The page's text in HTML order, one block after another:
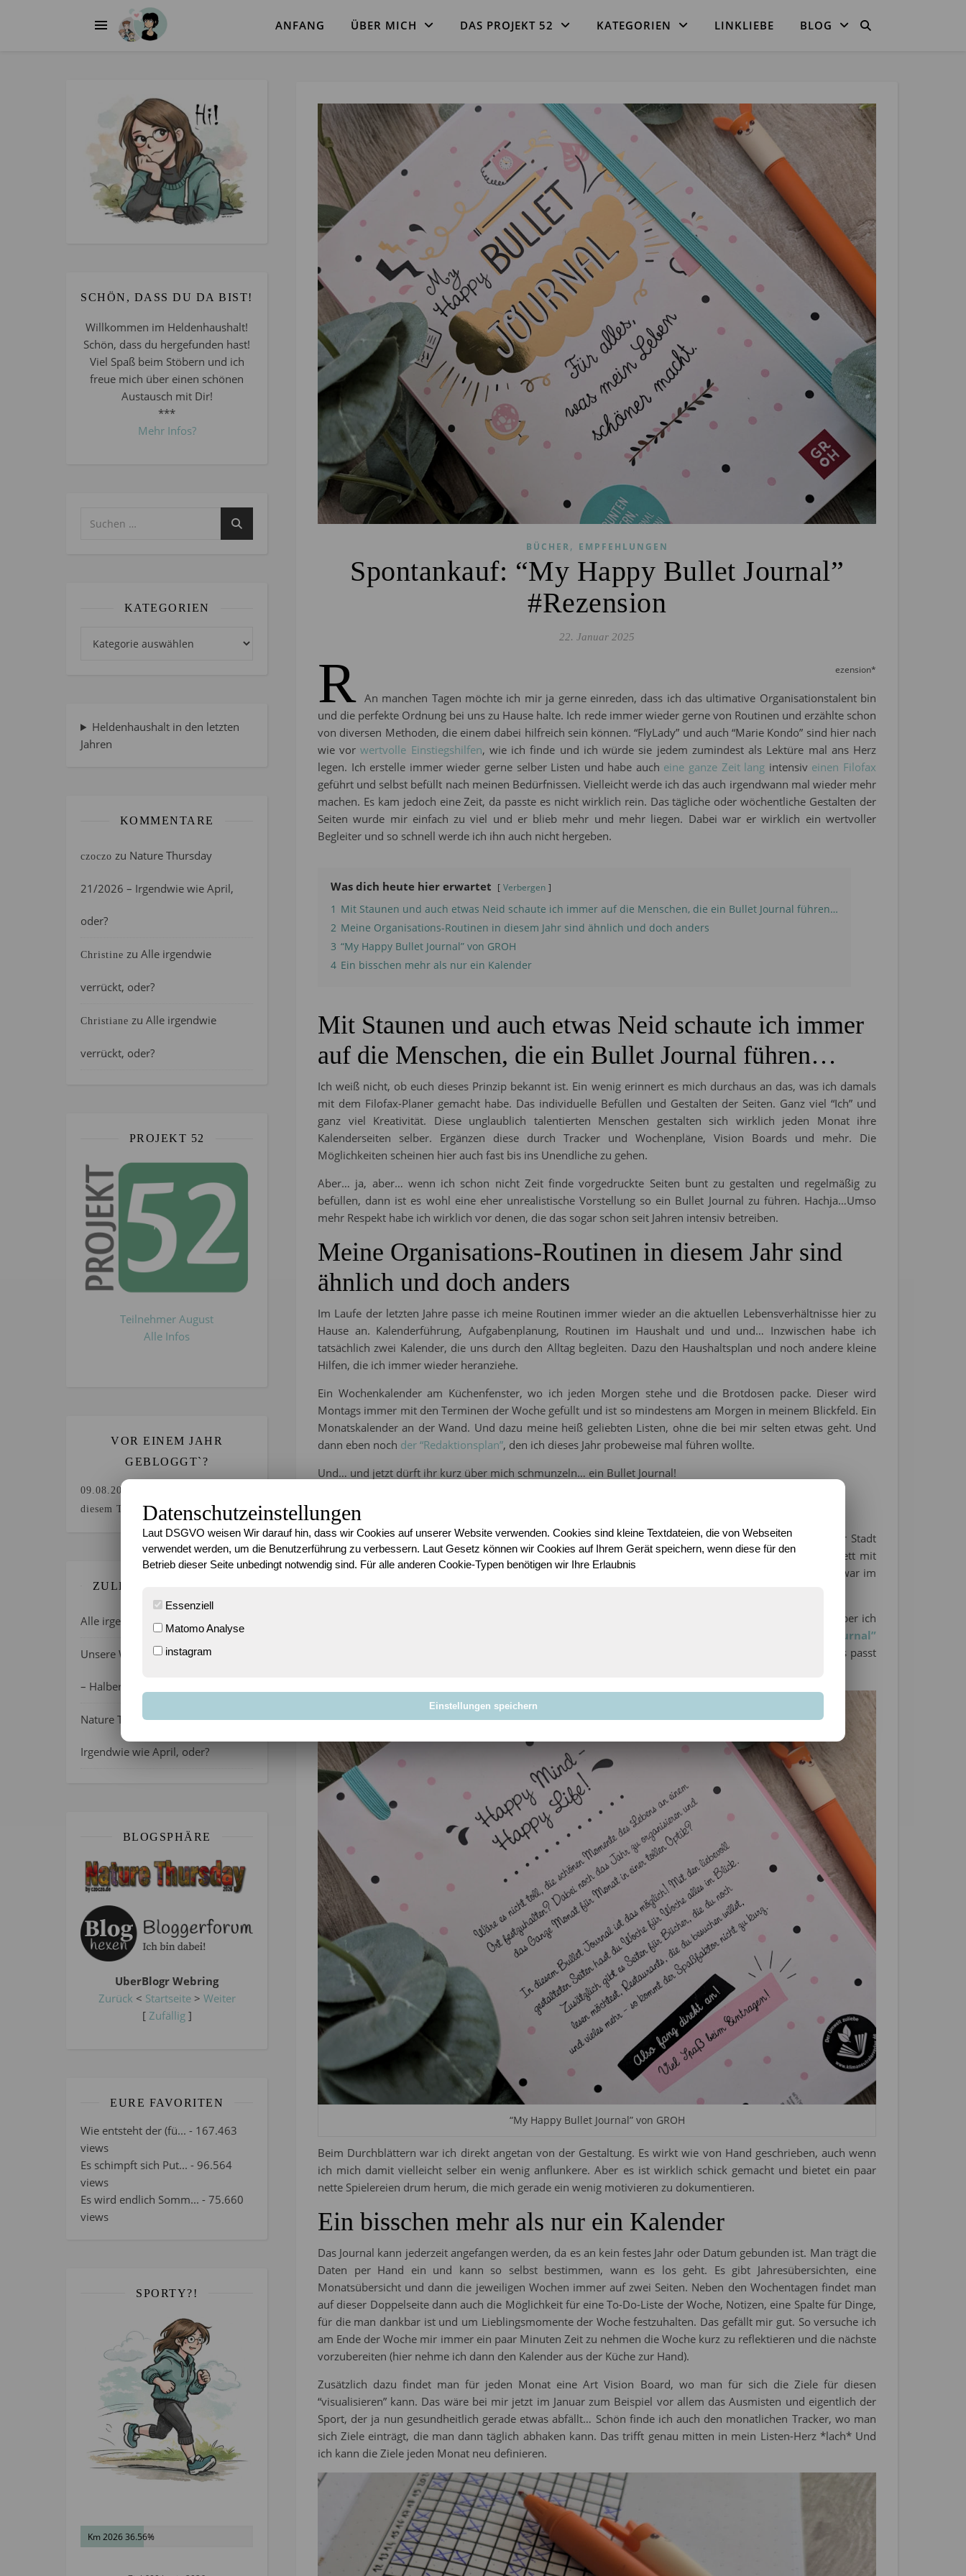
ANFANG ÜBER MICH DAS PROJEKT 52 KATEGORIEN LINKLIEBE BLOG
SCHÖN, DASS DU DA BIST!
Willkommen im Heldenhaushalt!
Schön, dass du hergefunden hast!
Viel Spaß beim Stöbern und ich
freue mich über einen schönen
Austausch mit Dir!
***
Mehr Infos?
KATEGORIEN
Heldenhaushalt in den letzten
Jahren
KOMMENTARE
czoczo zu Nature Thursday
21/2026 – Irgendwie wie April,
oder?
Christine zu Alle irgendwie
verrückt, oder?
Christiane zu Alle irgendwie
verrückt, oder?
PROJEKT 52
Teilnehmer August
Alle Infos
VOR EINEM JAHR
GEBLOGGT`?
09.08.2025
diesem Tag.
ZULETZT GEBLOGGT…
Alle irgendwie verrückt, oder?
Unsere Wochenlieblinge 31/2026
– Halber Alltag ist zurück
Nature Thursday 21/2026 –
Irgendwie wie April, oder?
BLOGSPHÄRE
UberBlogr Webring
Zurück < Startseite> Weiter
[ Zufällig]
EURE FAVORITEN
Wie entsteht der (fü... - 167.463
views
Es schimpft sich Put... - 96.564
views
Es wird endlich Somm... - 75.660
views
SPORTY?!
Km 2026 36.56%
BÜCHER, EMPFEHLUNGEN
Spontankauf: “My Happy Bullet Journal”
#Rezension
22. Januar 2025
R ezension*
An manchen Tagen möchte ich mir ja gerne einreden, dass ich das ultimative Organisationstalent bin
und die perfekte Ordnung bei uns zu Hause halte. Ich rede immer wieder gerne von Routinen und erzählte schon
von diversen Methoden, die einem dabei hilfreich sein können. “FlyLady” und auch “Marie Kondo” sind hier nach
wie vorwertvolle Einstiegshilfen, wie ich finde und ich würde sie jedem zumindest als Lektüre mal ans Herz
legen. Ich erstelle immer wieder gerne selber Listen und habe auch eine ganze Zeit lang intensiveinen Filofax
geführt und selbst befüllt nach meinen Bedürfnissen. Vielleicht werde ich das auch irgendwann mal wieder mehr
machen. Es kam jedoch eine Zeit, da passte es nicht wirklich rein. Das tägliche oder wöchentliche Gestalten der
Seiten wurde mir einfach zu viel und er blieb mehr und mehr liegen. Dabei war er wirklich ein wertvoller
Begleiter und so schnell werde ich ihn auch nicht hergeben.
Was dich heute hier erwartet Verbergen
1 Mit Staunen und auch etwas Neid schaute ich immer auf die Menschen, die ein Bullet Journal führen…
2 Meine Organisations-Routinen in diesem Jahr sind ähnlich und doch anders
3 “My Happy Bullet Journal” von GROH
4 Ein bisschen mehr als nur ein Kalender
Mit Staunen und auch etwas Neid schaute ich immer
auf die Menschen, die ein Bullet Journal führen…
Ich weiß nicht, ob euch dieses Prinzip bekannt ist. Ein wenig erinnert es mich durchaus an das, was ich damals
mit dem Filofax-Planer gemacht habe. Das individuelle Befüllen und Gestalten der Seiten. Ganz viel “Ich” und
ganz viel Kreativität. Diese unglaublich talentierten Menschen gestalten sich wirklich jeden Monat ihre
Kalenderseiten selber. Ergänzen diese durch Tracker und Wochenpläne, Vision Boards und mehr. Die
Möglichkeiten scheinen hier auch fast bis ins Unendliche zu gehen.
Aber… ja, aber… wenn ich schon nicht Zeit finde vorgedruckte Seiten bunt zu gestalten und regelmäßig zu
befüllen, dann ist es wohl eine eher unrealistische Vorstellung so ein Bullet Journal zu führen. Hachja…Umso
mehr Respekt habe ich wirklich vor denen, die das sogar schon seit Jahren intensiv betreiben.
Meine Organisations-Routinen in diesem Jahr sind
ähnlich und doch anders
Im Laufe der letzten Jahre passe ich meine Routinen immer wieder an die aktuellen Lebensverhältnisse hier zu
Hause an. Kalenderführung, Aufgabenplanung, Routinen im Haushalt und und und… Inzwischen habe ich
tatsächlich zwei Kalender, die uns durch den Alltag begleiten. Dazu den Haushaltsplan und noch andere kleine
Hilfen, die ich immer wieder heranziehe.
Ein Wochenkalender am Küchenfenster, wo ich jeden Morgen stehe und die Brotdosen packe. Dieser wird
Montags immer mit den Terminen der Woche gefüllt und ist so mindestens am Morgen in meinem Blickfeld. Ein
Monatskalender an der Wand. Und dazu meine heiß geliebten Listen, ohne die bei mir selten etwas geht. Und
dann eben noch der “Redaktionsplan”, den ich dieses Jahr probeweise mal führen wollte.
Und… und jetzt dürft ihr kurz über mich schmunzeln… ein Bullet Journal!
“My Happy Bullet Journal” von GROH
Japp, jetzt habe ich doch eines. Es war ein Spontankauf. Eigentlich war ich an diesem Tag alleine in der Stadt
unterwegs, weil ich hoffte einen Ersatz für meine kaputte Schaltzentrale im Flur zu finden. Ein neues Brett mit
Briefaufbewahrung, kleiner Infotafel und Klemmen, um Terminzettel oder so festzumachen. Meine alte war im
Ich wanderte durch soooo viele Läden, die dafür sonst eigentlich immer ein guter Anlaufpunkt waren. Aber ich
“My Happy Bullet Journal”
. Ja, ich wurde schwach. Ein Buch zum Gestalten im Din A5 Format im Softcover. Pluspunkt: Es passt
“My Happy Bullet Journal” von GROH
Beim Durchblättern war ich direkt angetan von der Gestaltung. Es wirkt wie von Hand geschrieben, auch wenn
ich mich damit vielleicht selber ein wenig anflunkere. Aber es ist wirklich schick gemacht und bietet ein paar
nette Spielereien drum herum, die mich gerade ein wenig motivieren zu dokumentieren.
Ein bisschen mehr als nur ein Kalender
Das Journal kann jederzeit angefangen werden, da es an kein festes Jahr oder Datum gebunden ist. Man trägt die
Daten per Hand ein und kann so selbst bestimmen, wann es los geht. Es gibt Jahresübersichten, eine
Monatsübersicht und dann die jeweiligen Wochen immer auf zwei Seiten. Neben den Wochentagen findet man
auf dieser Doppelseite dann auch die Möglichkeit für eine To-Do-Liste der Woche, Notizen, eine Spalte für Dinge,
für die man dankbar ist und um Lieblingsmomente der Woche festzuhalten. Das gefällt mir gut. So versuche ich
am Ende der Woche mir immer ein paar Minuten Zeit zu nehmen die Woche kurz zu reflektieren und die nächste
vorzubereiten (hier nehme ich dann den Kalender aus der Küche zur Hand).
Zusätzlich dazu findet man für jeden Monat eine Art Vision Board, wo man für sich die Ziele für diesen
“visualisieren” kann. Das wäre bei mir jetzt im Januar zum Beispiel vor allem das Ausmisten und eigentlich der
Sport, der ja nun gesundheitlich gerade etwas abfällt… Schön finde ich auch den monatlichen Tracker, wo man
sich Ziele einträgt, die man dann täglich abhaken kann. Das trifft genau mitten in mein Listen-Herz *lach* Und
ich kann die Ziele jeden Monat neu definieren.
Datenschutzeinstellungen
Laut DSGVO weisen Wir darauf hin, dass wir Cookies auf unserer Website verwenden. Cookies sind kleine Textdateien, die von Webseiten
verwendet werden, um die Benutzerführung zu verbessern. Laut Gesetz können wir Cookies auf Ihrem Gerät speichern, wenn diese für den
Betrieb dieser Seite unbedingt notwendig sind. Für alle anderen Cookie-Typen benötigen wir Ihre Erlaubnis
Essenziell
Matomo Analyse
instagram
Einstellungen speichern